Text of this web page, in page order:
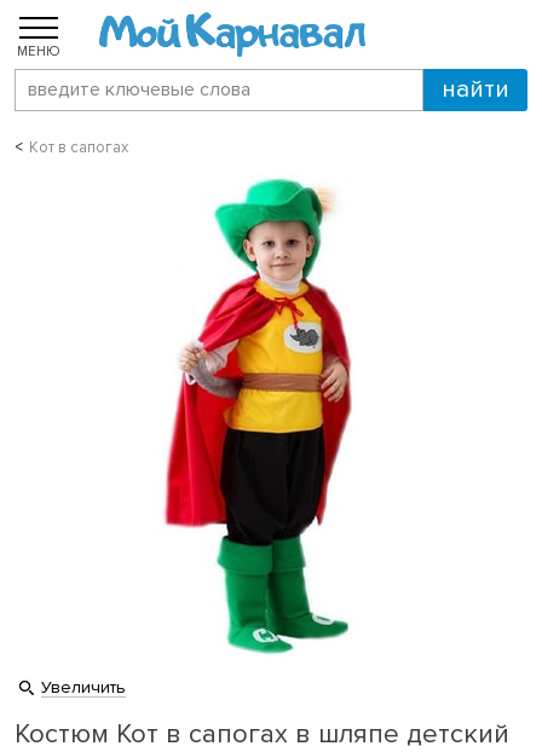
МЕНЮ
Кот в сапогах
Увеличить
Костюм Кот в сапогах в шляпе детский